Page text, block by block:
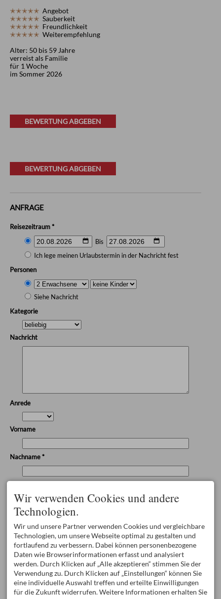
✭✭✭✭✭ Angebot
✭✭✭✭✭ Sauberkeit
✭✭✭✭✭ Freundlichkeit
✭✭✭✭✭ Weiterempfehlung
Alter: 50 bis 59 Jahre
verreist als Familie
für 1 Woche
im Sommer 2026
BEWERTUNG ABGEBEN
BEWERTUNG ABGEBEN
ANFRAGE
Reisezeitraum *
Bis
Ich lege meinen Urlaubstermin in der Nachricht fest
Personen
Siehe Nachricht
Kategorie
Nachricht
Anrede
Vorname
Nachname *
Spamschutz*
* Pflichtfelder
Wir verwenden Cookies und andere
Technologien.
Wir und unsere Partner verwenden Cookies und vergleichbare
Technologien, um unsere Webseite optimal zu gestalten und
fortlaufend zu verbessern. Dabei können personenbezogene
Daten wie Browserinformationen erfasst und analysiert
werden. Durch Klicken auf „Alle akzeptieren“ stimmen Sie der
Verwendung zu. Durch Klicken auf „Einstellungen“ können Sie
eine individuelle Auswahl treffen und erteilte Einwilligungen
für die Zukunft widerrufen. Weitere Informationen erhalten Sie